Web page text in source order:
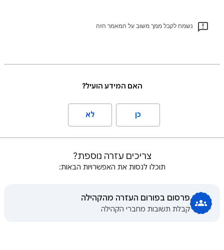
נשמח לקבל ממך משוב על המאמר הזה
האם המידע הועיל?
כן לא
צריכים עזרה נוספת?
תוכלו לנסות את האפשרויות הבאות:
פרסום בפורום העזרה מהקהילה
קבלת תשובות מחברי הקהילה